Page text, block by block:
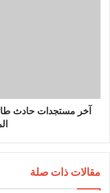
آخر مستجدات حادث
مقالات ذات صلة